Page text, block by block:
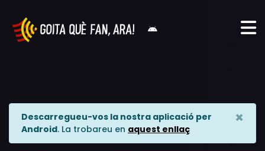
Descarregueu-vos la nostra aplicació per
Android. La trobareu en aquest enllaç
×